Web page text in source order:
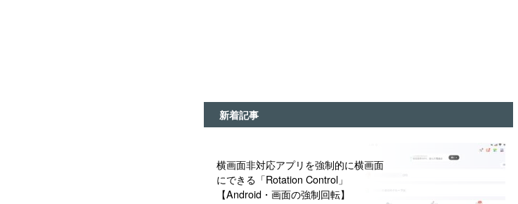
新着記事
横画面非対応アプリを強制的に横画面
にできる「Rotation Control」
【Android・画面の強制回転】